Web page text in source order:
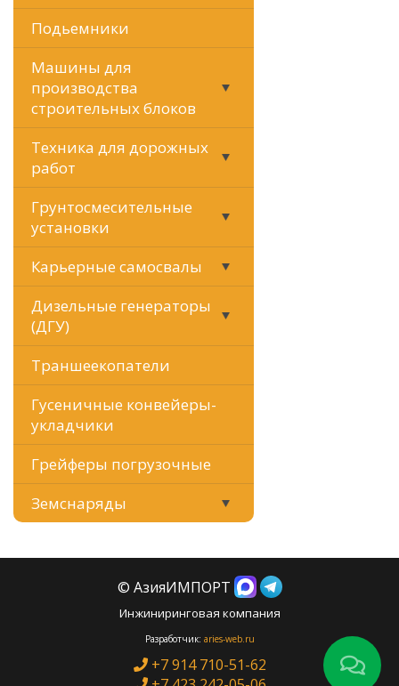
Подьемники
Машины для
производства
строительных блоков
Техника для дорожных
работ
Грунтосмесительные
установки
Карьерные самосвалы
Дизельные генераторы
(ДГУ)
Траншеекопатели
Гусеничные конвейеры-
укладчики
Грейферы погрузочные
Земснаряды
© АзияИМПОРТ
Инжиниринговая компания
Разработчик: aries-web.ru
+7 914 710-51-62